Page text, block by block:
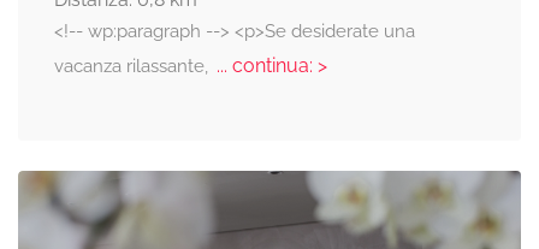
<!-- wp:paragraph --> <p>Se desiderate una
vacanza rilassante, ... continua: >